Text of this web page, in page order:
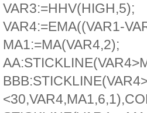
VAR3:=HHV(HIGH,5);
VAR4:=EMA((VAR1-
MA1:=MA(VAR4,2);